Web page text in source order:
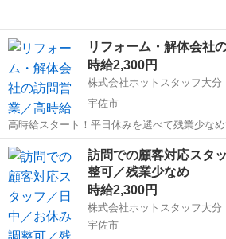
リフォーム・解体会社
時給2,300円
株式会社ホットスタッフ大分
宇佐市
高時給スタート！平日休みを選べて残業少なめで
事内容】 —————☆お仕事内容☆————— 各地域を周ってリフ
ームや解体などの 訪問販売・訪問営業をして
識を覚えるまでは先...
大分 宇佐市 営業
訪問での顧客対応スタ
整可／残業少なめ
時給2,300円
株式会社ホットスタッフ大分
宇佐市